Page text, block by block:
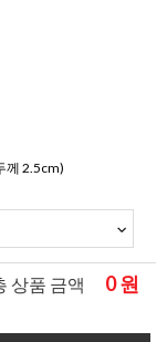
께 2.5cm)
상품 금액 0원